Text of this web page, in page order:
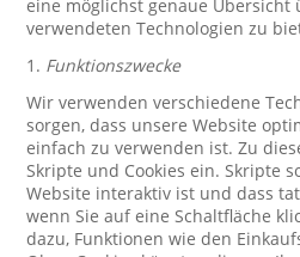
eine möglichst genaue Übersicht
verwendeten Technologien zu
1. Funktionszwecke
Wir verwenden verschiedene
sorgen, dass unsere Website
einfach zu verwenden ist. Zu
Skripte und Cookies ein. Skripte
Website interaktiv ist und dass
wenn Sie auf eine Schaltfläche
dazu, Funktionen wie den